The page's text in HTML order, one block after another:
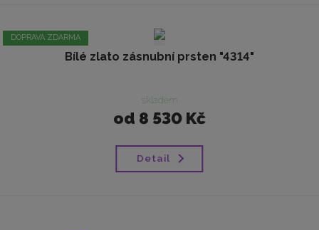
DOPRAVA ZDARMA
Bílé zlato zásnubní prsten "4314"
skladem
od 8 530 Kč
Detail